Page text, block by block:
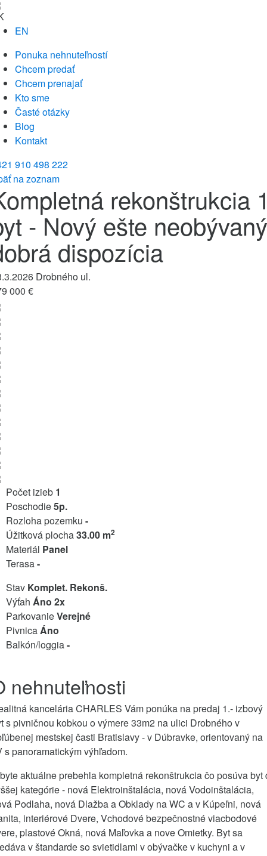
EN
Ponuka nehnuteľností
Chcem predať
Chcem prenajať
Kto sme
Časté otázky
Blog
Kontakt
910 498 222
na zoznam
rekonštrukcia
- Nový ešte
dispozícia
Drobného ul.
000 €
Počet izieb 1
Poschodie5p.
Rozloha pozemku -
Úžitková plocha33.00 m2
Materiál Panel
Terasa-
Stav Komplet. Rekonš.
Výťah Áno 2x
ParkovanieVerejné
PivnicaÁno
Balkón/loggia-
nehnuteľnosti
kancelária CHARLES Vám ponúka na predaj 1.- izbový
s pivničnou kobkou o výmere 33m2 na ulici Drobného v
mestskej časti Bratislavy - v Dúbravke, orientovaný na
s panoramatickým výhľadom.
aktuálne prebehla kompletná rekonštrukcia čo posúva byt
kategórie - nová Elektroinštalácia, nová Vodoinštalácia,
Podlaha, nová Dlažba a Obklady na WC a v Kúpeľni, nová
interiérové Dvere, Vchodové bezpečnostné viacbodové
plastové Okná, nová Maľovka a nove Omietky. Byt sa
v štandarde so svietidlami v obývačke v kuchyni a v